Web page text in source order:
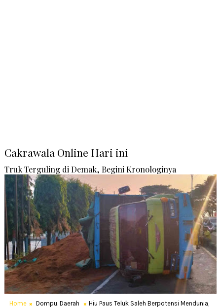
Cakrawala Online Hari ini
Truk Terguling di Demak, Begini Kronologinya
Home Dompu. Daerah
Hiu Paus Teluk Saleh Berpotensi Mendunia,